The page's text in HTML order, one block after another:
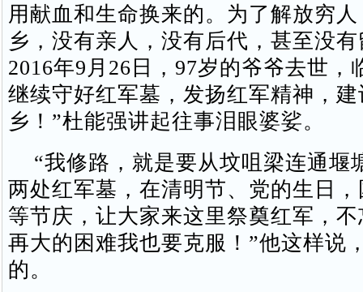
用献血和生命换来的。为了解放穷
乡，没有亲人，没有后代，甚至没
2016年9月26日，97岁的爷爷去世，
继续守好红军墓，发扬红军精神，
乡！”杜能强讲起往事泪眼婆娑。
“我修路，就是要从坟咀梁连通堰
两处红军墓，在清明节、党的生日
等节庆，让大家来这里祭奠红军，
再大的困难我也要克服！”他这样说
的。